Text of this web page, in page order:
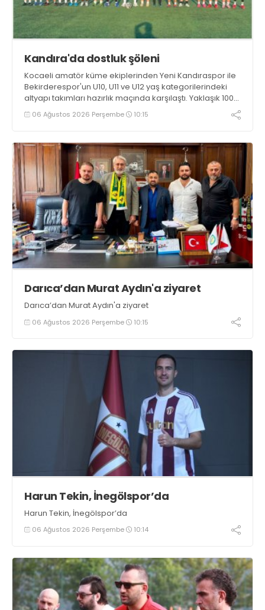
Kandıra'da dostluk şöleni
Kocaeli amatör küme ekiplerinden Yeni Kandıraspor ile
Bekirderespor'un U10, U11 ve U12 yaş kategorilerindeki
altyapı takımları hazırlık maçında karşılaştı. Yaklaşık 100
genç futbolcunun ter döktüğü maçların ardından
sporculara Kandıra'nın yöresel lezzeti mancarlı pide ve
06 Ağustos 2026 Perşembe 10:15
Darıca’dan Murat Aydın'a ziyaret
Darıca’dan Murat Aydın'a ziyaret
06 Ağustos 2026 Perşembe 10:15
Harun Tekin, İnegölspor’da
Harun Tekin, İnegölspor’da
06 Ağustos 2026 Perşembe 10:14